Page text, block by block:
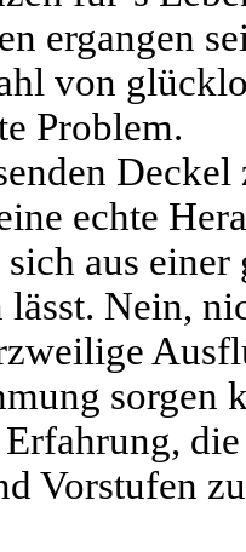
ergangen
von
Problem.
echte
sich aus
lässt. Nein,
sorgen
Vorstufen